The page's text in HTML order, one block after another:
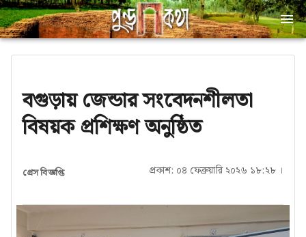
বগুড়ায় জেন্ডার সংবেদনশীলতা
বিষয়ক প্রশিক্ষণ অনুষ্ঠিত
প্রেস বিজ্ঞপ্তি প্রকাশ: ০৪ ফেব্রুয়ারি ২০২৬ ১৮:২৮ ।